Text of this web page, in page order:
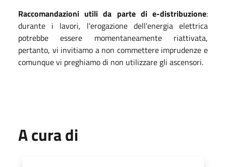
Raccomandazioni utili da parte di e-distribuzione:
durante i lavori, l'erogazione dell'energia elettrica
potrebbe essere momentaneamente riattivata,
pertanto, vi invitiamo a non commettere imprudenze e
comunque vi preghiamo di non utilizzare gli ascensori.
A cura di